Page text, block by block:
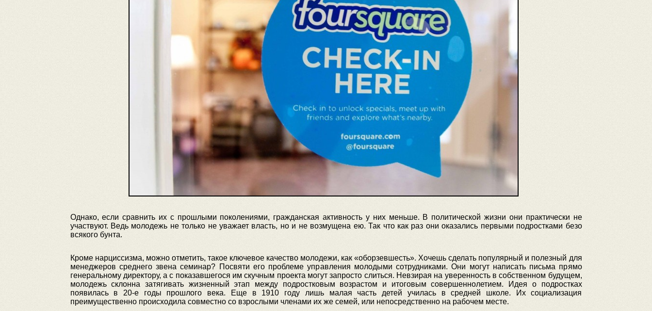
Однако, если сравнить их с прошлыми поколениями, гражданская активность у них меньше. В политической жизни они практически не
участвуют. Ведь молодежь не только не уважает власть, но и не возмущена ею. Так что как раз они оказались первыми подростками безо
всякого бунта.
Кроме нарциссизма, можно отметить, такое ключевое качество молодежи, как «оборзевшесть». Хочешь сделать популярный и полезный для
менеджеров среднего звена семинар? Посвяти его проблеме управления молодыми сотрудниками. Они могут написать письма прямо
генеральному директору, а с показавшегося им скучным проекта могут запросто слиться. Невзирая на уверенность в собственном будущем,
молодежь склонна затягивать жизненный этап между подростковым возрастом и итоговым совершеннолетием. Идея о подростках
появилась в 20-е годы прошлого века. Еще в 1910 году лишь малая часть детей училась в средней школе. Их социализация
преимущественно происходила совместно со взрослыми членами их же семей, или непосредственно на рабочем месте.